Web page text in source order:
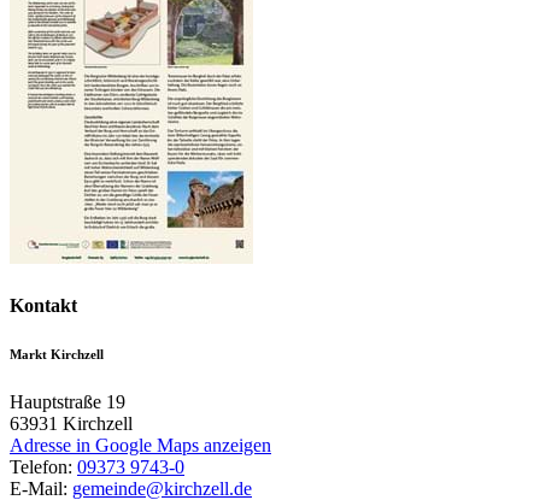
Kontakt
Markt Kirchzell
Hauptstraße 19
63931 Kirchzell
Adresse in Google Maps anzeigen
Telefon: 09373 9743-0
E-Mail: gemeinde@kirchzell.de